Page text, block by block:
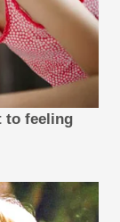
to feeling